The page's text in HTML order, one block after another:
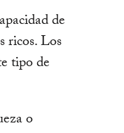
de
ricos. Los
tipo de
o